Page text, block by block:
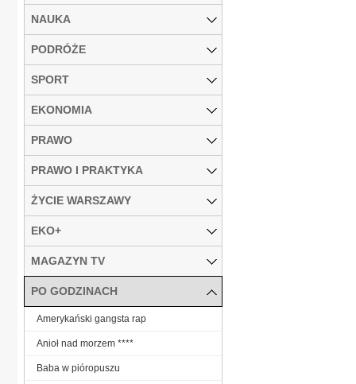
NAUKA
PODRÓŻE
SPORT
EKONOMIA
PRAWO
PRAWO I PRAKTYKA
ŻYCIE WARSZAWY
EKO+
MAGAZYN TV
PO GODZINACH
Amerykański gangsta rap
Anioł nad morzem ****
Baba w pióropuszu